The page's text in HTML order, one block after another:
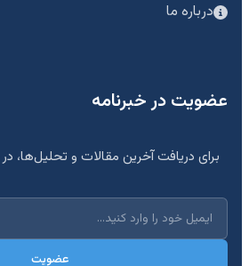
درباره ما
عضویت در خبرنامه
برای دریافت آخرین مقالات و تحلیل‌ها،
عضویت